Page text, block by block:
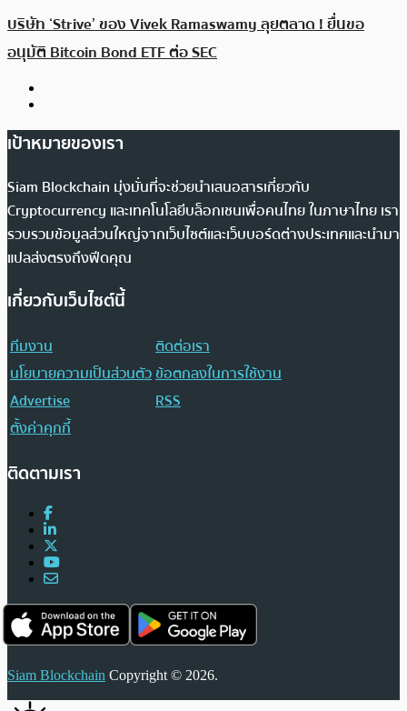
บริษัท ‘Strive’ ของ Vivek Ramaswamy ลุยตลาด ! ยื่นขอ
อนุมัติ Bitcoin Bond ETF ต่อ SEC
เป้าหมายของเรา
Siam Blockchain มุ่งมั่นที่จะช่วยนำเสนอสารเกี่ยวกับ
Cryptocurrency และเทคโนโลยีบล็อกเชนเพื่อคนไทย ในภาษาไทย เรา
รวบรวมข้อมูลส่วนใหญ่จากเว็บไซต์และเว็บบอร์ดต่างประเทศและนำมา
แปลส่งตรงถึงฟีดคุณ
เกี่ยวกับเว็บไซต์นี้
ทีมงาน
ติดต่อเรา
นโยบายความเป็นส่วนตัวข้อตกลงในการใช้งาน
Advertise
RSS
ตั้งค่าคุกกี้
ติดตามเรา
Siam Blockchain Copyright © 2026.